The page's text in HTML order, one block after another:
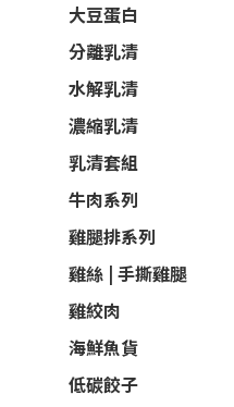
大豆蛋白
分離乳清
水解乳清
濃縮乳清
乳清套組
牛肉系列
雞腿排系列
雞絲 | 手撕雞腿
雞絞肉
海鮮魚貨
低碳餃子